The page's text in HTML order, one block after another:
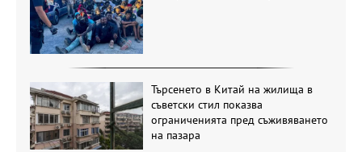
Търсенето в Китай на жилища в
съветски стил показва
ограниченията пред съживяването
на пазара